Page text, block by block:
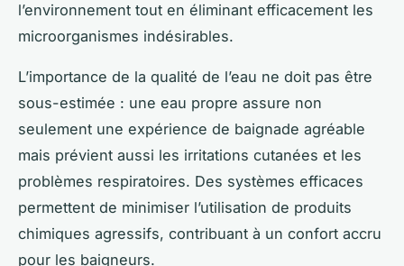
l’environnement tout en éliminant efficacement les
microorganismes indésirables.
L’importance de la qualité de l’eau ne doit pas être
sous-estimée : une eau propre assure non
seulement une expérience de baignade agréable
mais prévient aussi les irritations cutanées et les
problèmes respiratoires. Des systèmes efficaces
permettent de minimiser l’utilisation de produits
chimiques agressifs, contribuant à un confort accru
pour les baigneurs.